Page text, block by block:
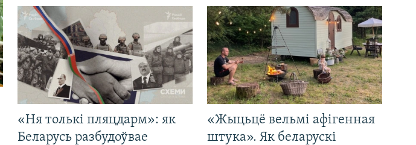
«Ня толькі пляцдарм»: як
Беларусь разбудоўвае
«Жыцьцё вельмі афігенная
штука». Як беларускі